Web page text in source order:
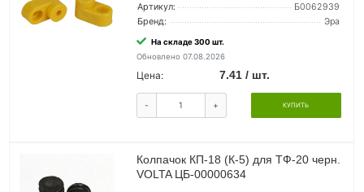
Артикул:
Б0062939
Бренд:
Эра
На складе 300 шт.
Обновлено 07.08.2026
Цена: 7.41 / шт.
- + КУПИТЬ
Колпачок КП-18 (К-5) для ТФ-20 черн.
VOLTA ЦБ-00000634